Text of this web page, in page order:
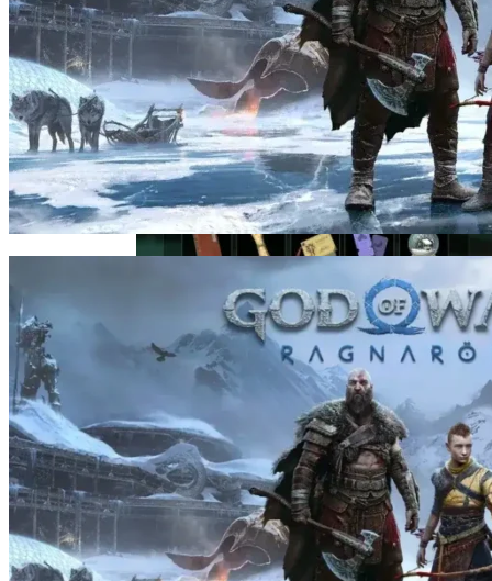
For The Emperor! Видеоигры Во
Вселенной Warhammer 40,000
Игрок Очень Устал, 1885 Часов Собирая
999,999 Духов В The Legend Of Zelda: Tears
Of The Kingdom